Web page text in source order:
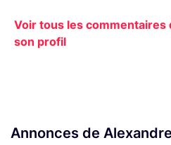
Voir tous les commentaires
son profil
Annonces de